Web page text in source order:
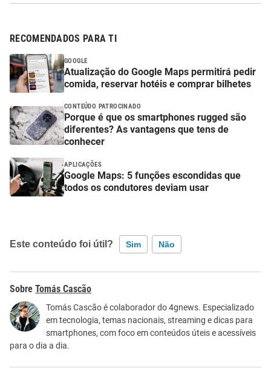
RECOMENDADOS PARA TI
GOOGLE
Atualização do Google Maps permitirá pedir
comida, reservar hotéis e comprar bilhetes
CONTEÚDO PATROCINADO
Porque é que os smartphones rugged são
diferentes? As vantagens que tens de
conhecer
APLICAÇÕES
Google Maps: 5 funções escondidas que
todos os condutores deviam usar
Este conteúdo foi útil? Sim Não
Este conteúdo contém informação incorreta
Este conteúdo não tem a informação que procuro
Outro
Tomás Cascão
Tomás Cascão é colaborador do 4gnews. Especializado
em tecnologia, temas nacionais, streaming e dicas para
smartphones, com foco em conteúdos úteis e acessíveis
para o dia a dia.